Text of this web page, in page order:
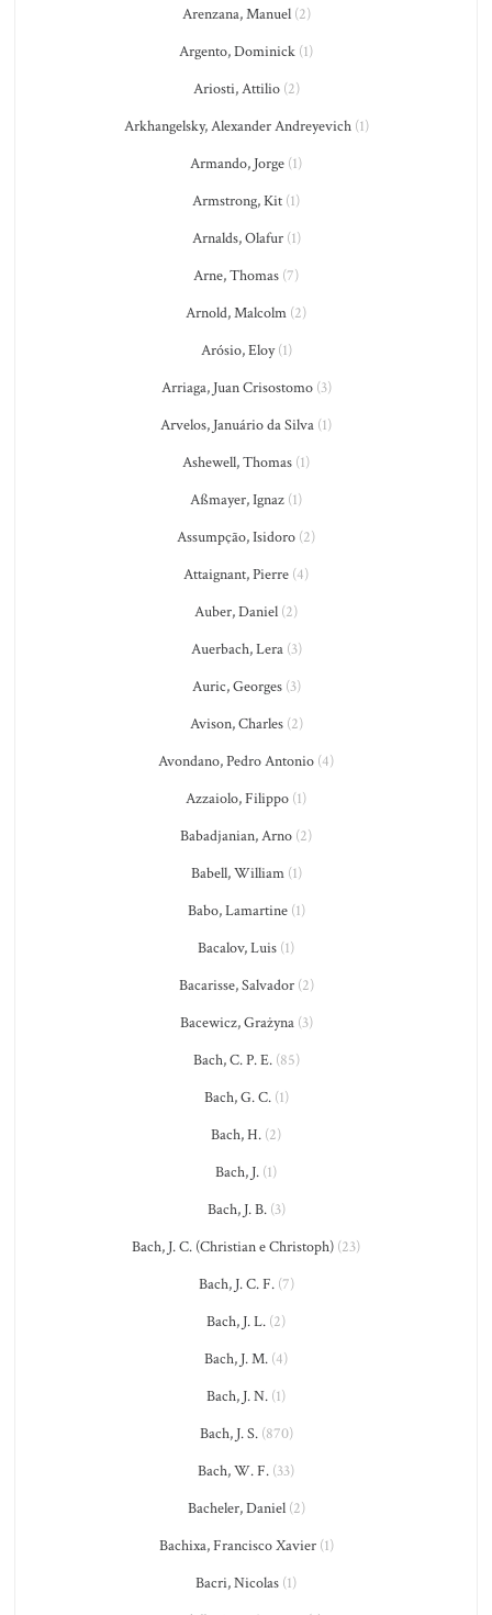
Arenzana, Manuel(2)
Argento, Dominick (1)
Ariosti, Attilio(2)
Arkhangelsky, Alexander Andreyevich(1)
Armando, Jorge (1)
Armstrong, Kit (1)
Arnalds, Olafur(1)
Arne, Thomas (7)
Arnold, Malcolm (2)
Arósio, Eloy(1)
Arriaga, Juan Crisostomo(3)
Arvelos, Januário da Silva (1)
Ashewell, Thomas (1)
Aßmayer, Ignaz (1)
Assumpção, Isidoro (2)
Attaignant, Pierre (4)
Auber, Daniel (2)
Auerbach, Lera(3)
Auric, Georges(3)
Avison, Charles(2)
Avondano, Pedro Antonio (4)
Azzaiolo, Filippo (1)
Babadjanian, Arno (2)
Babell, William(1)
Babo, Lamartine(1)
Bacalov, Luis (1)
Bacarisse, Salvador(2)
Bacewicz, Grażyna(3)
Bach, C. P. E.(85)
Bach, G. C.(1)
Bach, H. (2)
Bach, J. (1)
Bach, J. B.(3)
Bach, J. C. (Christian e Christoph) (23)
Bach, J. C. F.(7)
Bach, J. L. (2)
Bach, J. M. (4)
Bach, J. N. (1)
Bach, J. S.(870)
Bach, W. F. (33)
Bacheler, Daniel(2)
Bachixa, Francisco Xavier(1)
Bacri, Nicolas (1)